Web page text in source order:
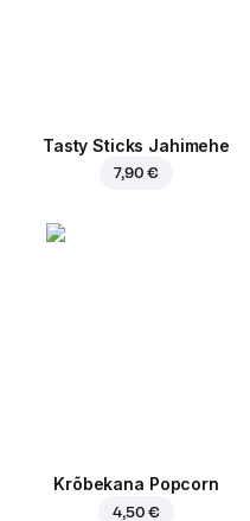
Tasty Sticks Jahimehe
7,90 €
Krõbekana Popcorn
4,50 €